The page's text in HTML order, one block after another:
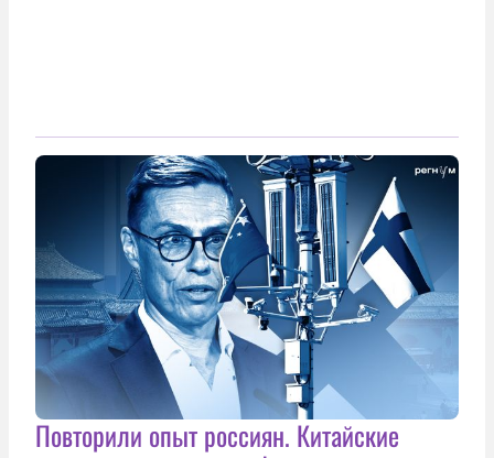
Повторили опыт россиян. Китайские